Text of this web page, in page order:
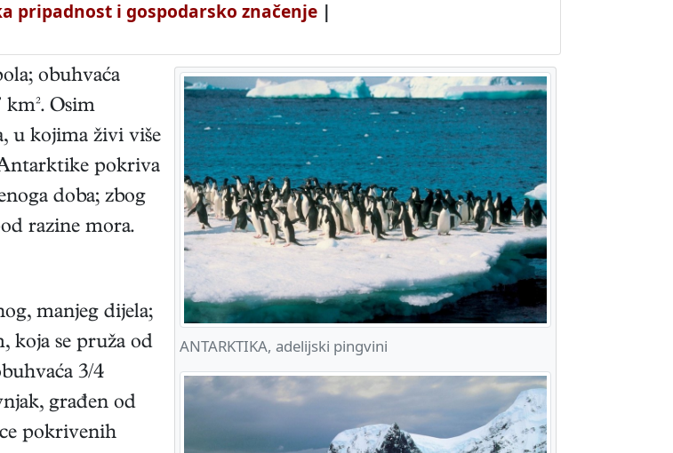
pripadnost i gospodarsko značenje |
ANTARKTIKA, adelijski pingvini
obuhvaća
km². Osim
u kojima živi više
pokriva
doba; zbog
razine mora.
manjeg dijela;
koja se pruža od
3/4
građen od
pokrivenih